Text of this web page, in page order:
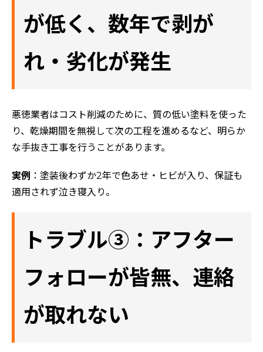
が低く、数年で剥が
れ・劣化が発生
悪徳業者はコスト削減のために、質の低い塗料を使った
り、乾燥期間を無視して次の工程を進めるなど、明らか
な手抜き工事を行うことがあります。
実例 ：塗装後わずか2年で色あせ・ヒビが入り、保証も
適用されず泣き寝入り。
トラブル③：アフター
フォローが皆無、連絡
が取れない